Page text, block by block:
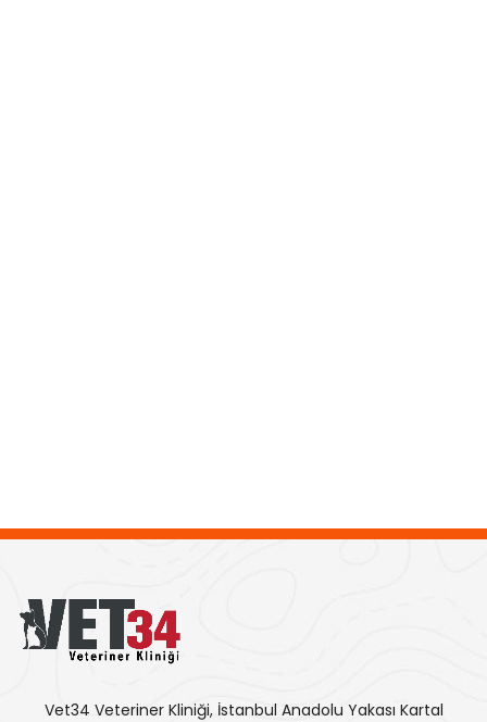
Vet34 Veteriner Kliniği, İstanbul Anadolu Yakası Kartal